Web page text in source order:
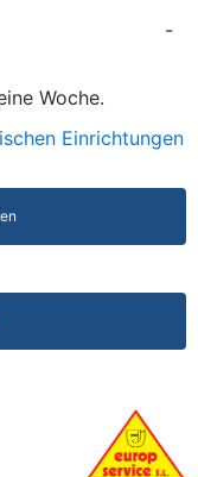
-
Woche.
Einrichtungen